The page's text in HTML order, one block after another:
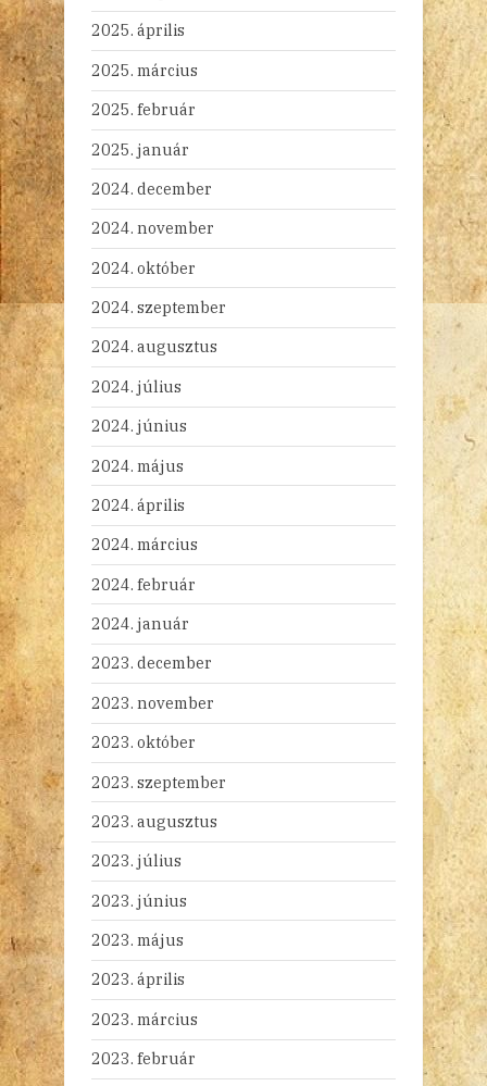
2025. április
2025. március
2025. február
2025. január
2024. december
2024. november
2024. október
2024. szeptember
2024. augusztus
2024. július
2024. június
2024. május
2024. április
2024. március
2024. február
2024. január
2023. december
2023. november
2023. október
2023. szeptember
2023. augusztus
2023. július
2023. június
2023. május
2023. április
2023. március
2023. február